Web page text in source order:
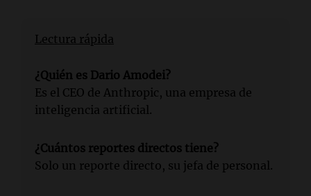
Lectura rápida
¿Quién es Dario Amodei?
Es el CEO de Anthropic, una empresa de
inteligencia artificial.
¿Cuántos reportes directos tiene?
Solo un reporte directo, su jefa de personal.